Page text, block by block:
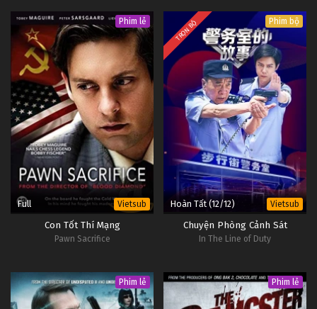
Phim lẻ
Full Vietsub
Con Tốt Thí Mạng
Pawn Sacrifice
TRỌN BỘ Phim bộ
Hoàn Tất (12/12) Vietsub
Chuyện Phòng Cảnh Sát
In The Line of Duty
Phim lẻ Phim lẻ